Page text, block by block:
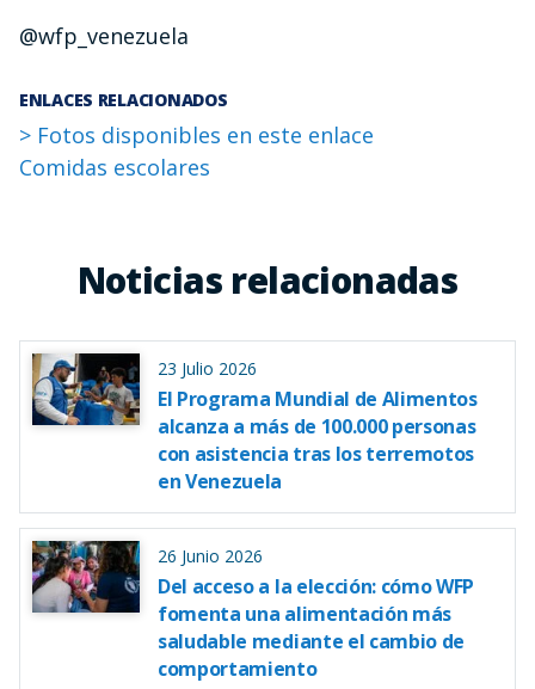
@wfp_venezuela
ENLACES RELACIONADOS
> Fotos disponibles en este enlace
Comidas escolares
Noticias relacionadas
23 Julio 2026
El Programa Mundial de Alimentos
alcanza a más de 100.000 personas
con asistencia tras los terremotos
en Venezuela
26 Junio 2026
Del acceso a la elección: cómo WFP
fomenta una alimentación más
saludable mediante el cambio de
comportamiento